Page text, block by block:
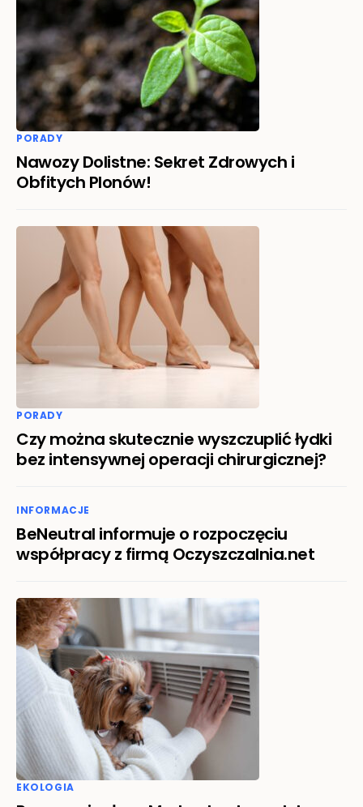
PORADY
Nawozy Dolistne: Sekret Zdrowych i
Obfitych Plonów!
PORADY
Czy można skutecznie wyszczuplić łydki
bez intensywnej operacji chirurgicznej?
INFORMACJE
BeNeutral informuje o rozpoczęciu
współpracy z firmą Oczyszczalnia.net
EKOLOGIA